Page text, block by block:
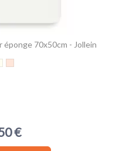
éponge 70x50cm - Jollein
€
Wild Rose